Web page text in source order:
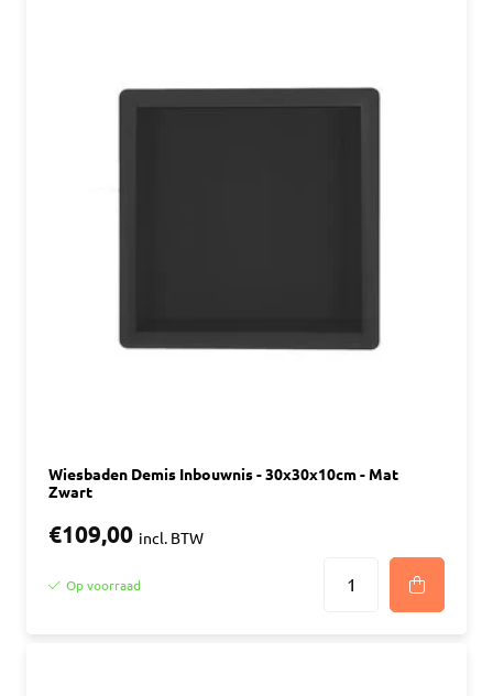
Wiesbaden Demis Inbouwnis - 30x30x10cm - Mat
Zwart
€109,00 incl. BTW
Op voorraad